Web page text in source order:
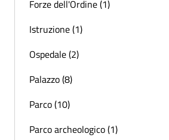
Forze dell'Ordine (1)
Istruzione (1)
Ospedale (2)
Palazzo (8)
Parco (10)
Parco archeologico (1)